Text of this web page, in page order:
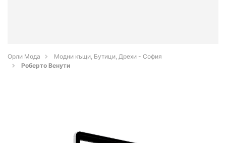
Орли Мода
Модни къщи, Бутици, Дрехи - София
Роберто Венути